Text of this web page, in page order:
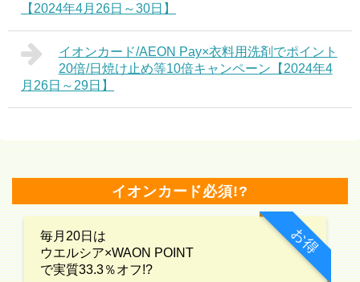
【2024年4月26日～30日】
イオンカード/AEON Pay×衣料用洗剤でポイント
20倍/日焼け止め等10倍キャンペーン【2024年4
月26日～29日】
イオンカード必須!?
お得
毎月20日は
ウエルシア×WAON POINT
で実質33.3％オフ!?